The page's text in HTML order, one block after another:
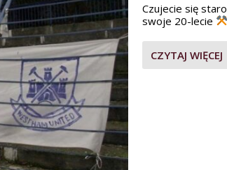
Czujecie się
swoje 20-lecie
CZYTAJ WIĘCEJ